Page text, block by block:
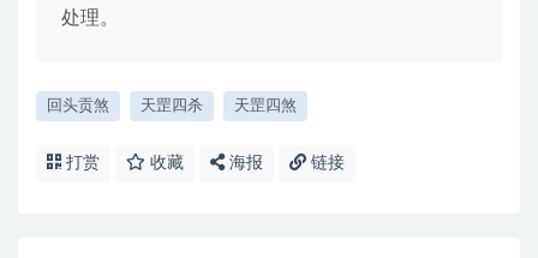
处理。
回头贡煞 天罡四杀 天罡四煞
打赏 收藏 海报 链接